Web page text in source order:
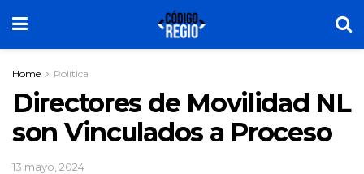
Home Política
Directores de Movilidad NL
son Vinculados a Proceso
13 mayo, 2024